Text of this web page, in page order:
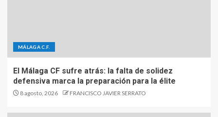
MÁLAGA C.F.
El Málaga CF sufre atrás: la falta de solidez
defensiva marca la preparación para la élite
8 agosto, 2026 FRANCISCO JAVIER SERRATO